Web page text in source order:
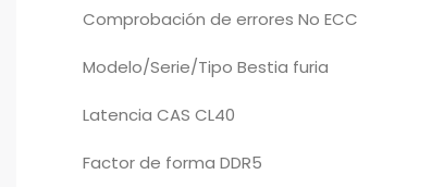
Comprobación de errores No ECC
Modelo/Serie/Tipo Bestia furia
Latencia CAS CL40
Factor de forma DDR5